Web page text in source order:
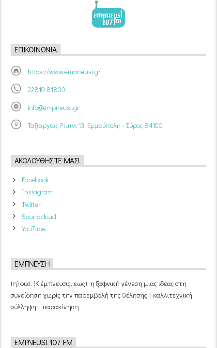
ΕΠΙΚΟΙΝΩΝΊΑ
https://www.empneusi.gr
22810 81800
info@empneusi.gr
Ταξιαρχίας Ρίμινι 13, Ερμούπολη - Σύρος 84100
ΑΚΟΛΟΥΘΉΣΤΕ ΜΑΣ!
Facebook
Instagram
Twitter
Soundcloud
YouTube
ΈΜΠΝΕΥΣΗ
(η) ουσ. (Κ έμπνευσις, εως): η ξαφνική γένεση μιας ιδέας στη
συνείδηση χωρίς την παρεμβολή της θέλησης | καλλιτεχνική
σύλληψη | παρακίνηση
EMPNEUSI 107 FM